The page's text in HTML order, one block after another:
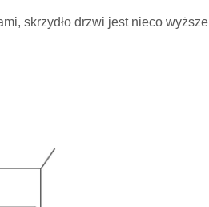
skrzydło drzwi jest nieco